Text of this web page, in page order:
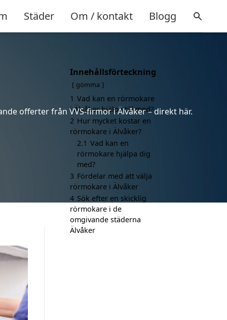
Städer Om / kontakt Blogg
offerter från VVS-firmor i Älvåker – direkt här.
Innehållsförteckning
gömma
1 Vad kan en rörmokare
i Älvåker hjälpa till med?
2 Hur mycket kostar en
rörmokare i Älvåker?
2.1 Vad kan en
rörmokare hjälpa dig
med?
3 Fördelar med att välja
rörmokare i Älvåker
4 Sök efter en skicklig
rörmokare i de
omgivande städerna
Älvåker